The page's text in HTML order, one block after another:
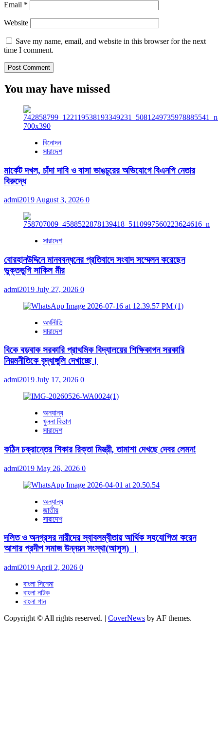
Email *
Website
Save my name, email, and website in this browser for the next
time I comment.
You may have missed
বিনোদন
সারাদেশ
মার্কেট দখল, চাঁদা দাবি ও বাসা ভাঙচুরের অভিযোগে বিএনপি নেতার
বিরুদ্ধে
admi2019 August 3, 2026 0
সারাদেশ
বোরহানউদ্দিনে মানববন্ধনের প্রতিবাদে সংবাদ সম্মেলন করেছেন
ভুক্তভুগি সাকিল মীর
admi2019 July 27, 2026 0
অর্থনীতি
সারাদেশ
বিকে বড়বাক সরকারি প্রাথমিক বিদ্যালয়ের শিক্ষিকাগন সরকারি
নিয়মনীতিকে বৃদ্ধাঙ্গুলি দেখাচ্ছে।
admi2019 July 17, 2026 0
অন্যান্য
খুলনা বিভাগ
সারাদেশ
কঠিন চক্রান্তের শিকার রিক্তা মিস্ত্রী, তামাশা দেখছে দেবর লেমন!
admi2019 May 26, 2026 0
অন্যান্য
জাতীয়
সারাদেশ
দলিত ও অনগ্রসর নারীদের স্বাবলম্বীতায় আর্থিক সহযোগিতা করেন
আশার প্রদীপ সমাজ উন্নয়ন সংস্থা(আসুস) ।
admi2019 April 2, 2026 0
বাংলা সিনেমা
বাংলা নাটক
বাংলা গান
Copyright © All rights reserved. | CoverNews by AF themes.